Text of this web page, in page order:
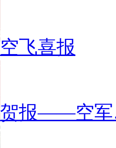
空飞喜报
贺报——空